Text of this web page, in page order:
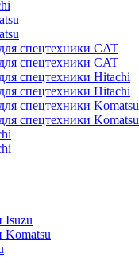
спецтехники CAT
спецтехники CAT
спецтехники Hitachi
спецтехники Hitachi
спецтехники Komatsu
спецтехники Komatsu
Isuzu
Komatsu